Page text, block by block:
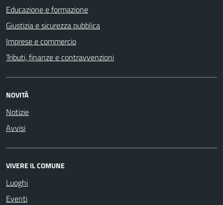
Educazione e formazione
Giustizia e sicurezza pubblica
Imprese e commercio
Tributi, finanze e contravvenzioni
NOVITÀ
Notizie
Avvisi
VIVERE IL COMUNE
Luoghi
Eventi